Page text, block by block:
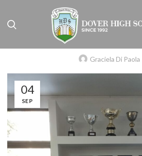
ACORN CUP – A.D.A. –
Graciela Di Paola
04
SEP